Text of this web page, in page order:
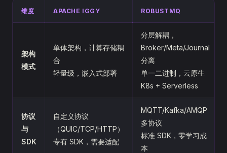
维度 APACHE IGGY ROBUSTMQ
架构
模式
单体架构，计算存储耦
合
轻量级，嵌入式部署
分层解耦，
Broker/Meta/Journal
分离
单一二进制，云原生
K8s + Serverless
协议
与
SDK
自定义协议
（QUIC/TCP/HTTP）
专有 SDK，需要适配
MQTT/Kafka/AMQP
多协议
标准 SDK，零学习成
本